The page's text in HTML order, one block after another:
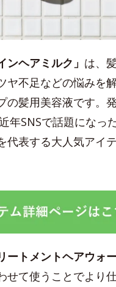
ンヘアミルク」 は、
ヤ不足などの悩みを
の髪用美容液です。
年SNSで話題になっ
代表する大人気アイ
ートメントヘアウォ
せて使うことでより